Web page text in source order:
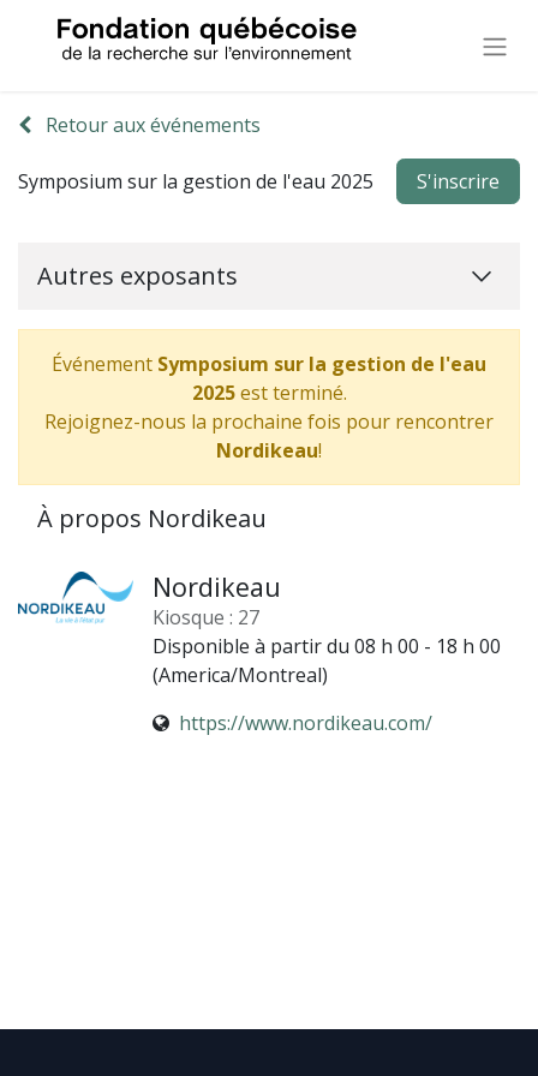
Retour aux événements
Symposium sur la gestion de l'eau 2025 S'inscrire
Autres exposants
Événement Symposium sur la gestion de l'eau
2025est terminé.
Rejoignez-nous la prochaine fois pour rencontrer
Nordikeau!
À propos Nordikeau
Nordikeau
Kiosque : 27
Disponible à partir du 08 h 00 - 18 h 00
(America/Montreal)
https://www.nordikeau.com/